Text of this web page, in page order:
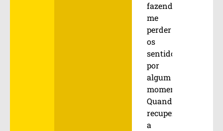
fazendo-
me
perder
os
sentidos
por
algum
momento.
Quando
recuperei
a